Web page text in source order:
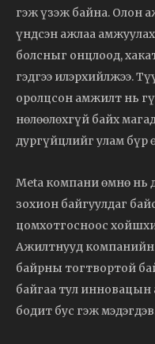
гэж үзэж байна. Олон
үндсэн ажлаа
болсныг онцлоод,
гэдгээ илэрхийлжээ.
оролцсон амжилт нь
нөлөөлөхгүй байх
дургүйцлийг улам бүр
Meta компани өмнө нь
зохион байгуулдаг
цомхотгосноос
Ажилтнууд компанийн
байрны тогтвортой
байгаа тул инновацын
бодит бус гэж